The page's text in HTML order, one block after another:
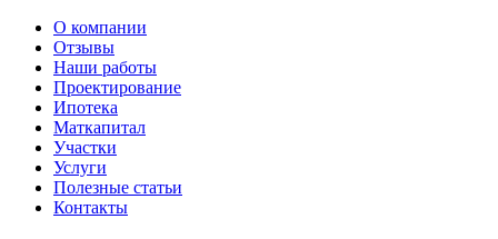
О компании
Отзывы
Наши работы
Проектирование
Ипотека
Маткапитал
Участки
Услуги
Полезные статьи
Контакты